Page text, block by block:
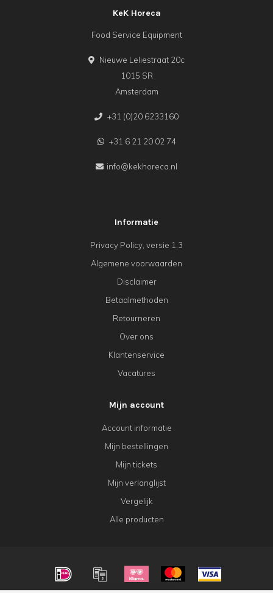
KeK Horeca
Food Service Equipment
Nieuwe Leliestraat 20c
1015 SR
Amsterdam
+31 (0)20 6233160
+31 6 21 20 02 74
info@kekhoreca.nl
Informatie
Privacy Policy, versie 1.3
Algemene voorwaarden
Disclaimer
Betaalmethoden
Retourneren
Over ons
Klantenservice
Vacatures
Mijn account
Account informatie
Mijn bestellingen
Mijn tickets
Mijn verlanglijst
Vergelijk
Alle producten